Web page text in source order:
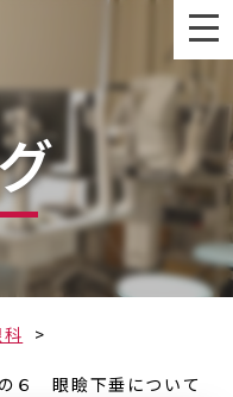
く
６ 眼瞼下垂について